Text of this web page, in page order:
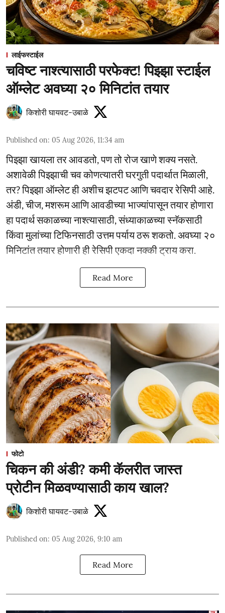
लाईफस्टाईल
चविष्ट नाश्त्यासाठी परफेक्ट! पिझ्झा स्टाईल
ऑम्लेट अवघ्या २० मिनिटांत तयार
किशोरी घायवट-उबाळे
Published on: 05 Aug 2026, 11:34 am
पिझ्झा खायला तर आवडतो, पण तो रोज खाणे शक्य नसते.
अशावेळी पिझ्झाची चव कोणत्यातरी घरगुती पदार्थात मिळाली,
तर? पिझ्झा ऑम्लेट ही अशीच झटपट आणि चवदार रेसिपी आहे.
अंडी, चीज, मशरूम आणि आवडीच्या भाज्यांपासून तयार होणारा
हा पदार्थ सकाळच्या नाश्त्यासाठी, संध्याकाळच्या स्नॅकसाठी
किंवा मुलांच्या टिफिनसाठी उत्तम पर्याय ठरू शकतो. अवघ्या २०
मिनिटांत तयार होणारी ही रेसिपी एकदा नक्की ट्राय करा.
Read More
फोटो
चिकन की अंडी? कमी कॅलरीत जास्त
प्रोटीन मिळवण्यासाठी काय खाल?
किशोरी घायवट-उबाळे
Published on: 05 Aug 2026, 9:10 am
Read More